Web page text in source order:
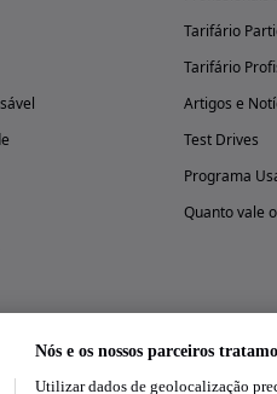
Tarifário
Tarifário
Artigos e
Test Drives
Programa
Quanto vale
Nós e os nossos parceiros
Utilizar dados de geolocalização